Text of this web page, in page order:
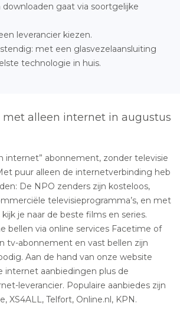
downloaden gaat via soortgelijke
leverancier kiezen.
met een glasvezelaansluiting
technologie in huis.
alleen internet in augustus
internet” abonnement, zonder televisie
puur alleen de internetverbinding heb
De NPO zenders zijn kosteloos,
televisieprogramma’s, en met
je naar de beste films en series.
bellen via online services Facetime of
tv-abonnement en vast bellen zijn
Aan de hand van onze website
internet aanbiedingen plus de
leverancier. Populaire aanbiedes zijn
XS4ALL, Telfort, Online.nl, KPN.